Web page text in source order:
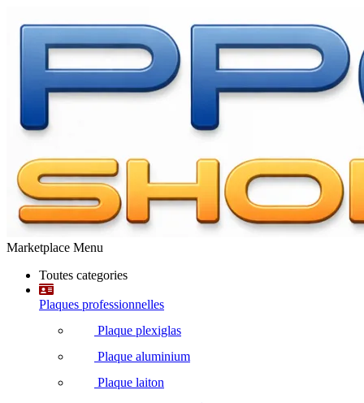
Marketplace Menu
Toutes categories
Plaques professionnelles
Plaque plexiglas
Plaque aluminium
Plaque laiton